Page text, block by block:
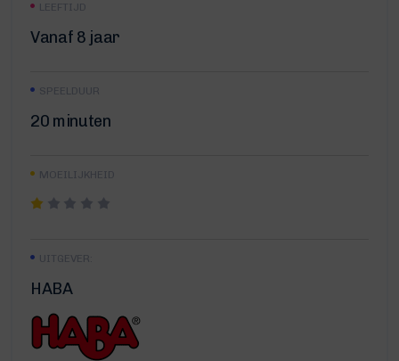
LEEFTIJD
Vanaf 8 jaar
SPEELDUUR
20 minuten
MOEILIJKHEID
UITGEVER:
HABA